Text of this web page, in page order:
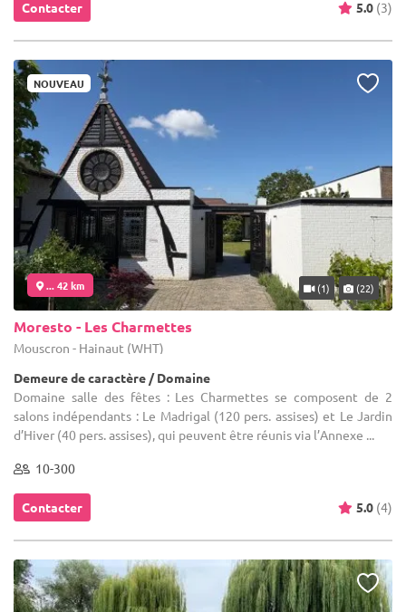
Contacter 5.0 (3)
NOUVEAU
... 42 km (1) (22)
Moresto - Les Charmettes
Mouscron - Hainaut (WHT)
Demeure de caractère / Domaine
Domaine salle des fêtes : Les Charmettes se composent de 2
salons indépendants : Le Madrigal (120 pers. assises) et Le Jardin
d’Hiver (40 pers. assises), qui peuvent être réunis via l’Annexe ...
10-300
Contacter 5.0 (4)